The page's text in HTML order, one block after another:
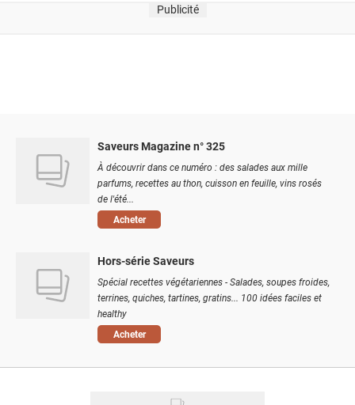
Publicité
Saveurs Magazine n° 325
À découvrir dans ce numéro : des salades aux mille
parfums, recettes au thon, cuisson en feuille, vins rosés
de l'été...
Acheter
Hors-série Saveurs
Spécial recettes végétariennes - Salades, soupes froides,
terrines, quiches, tartines, gratins... 100 idées faciles et
healthy
Acheter